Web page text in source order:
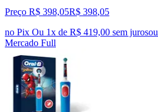
Preço R$ 398,05R$ 398,05
no Pix Ou 1x de R$ 419,00 sem jurosou
Mercado Full